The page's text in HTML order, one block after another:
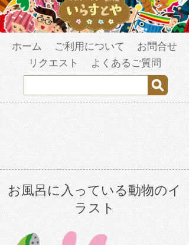
ホーム ご利用について
お問合せ
リクエスト
よくあるご質問
お風呂に入っている動物のイ
ラスト